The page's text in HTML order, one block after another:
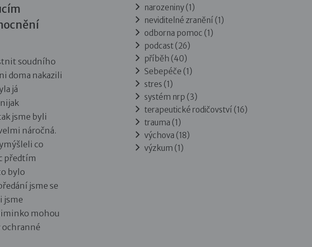
soudního
doma nakazili
já
jsme byli
náročná.
co
předtím
bylo
jsme se
jsme
mohou
ochranné
narozeniny (1)
neviditelné zranění (1)
odborna pomoc (1)
podcast (26)
příběh (40)
Sebepéče (1)
stres (1)
systém nrp (3)
terapeutické rodičovství (16)
trauma (1)
výchova (18)
výzkum (1)